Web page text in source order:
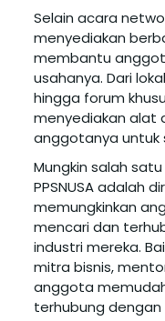
Selain acara
menyediakan
membantu
usahanya. Dari
hingga forum
menyediakan alat
anggotanya untuk
Mungkin salah
PPSNUSA adalah
memungkinkan
mencari dan
industri mereka.
mitra bisnis,
anggota
terhubung